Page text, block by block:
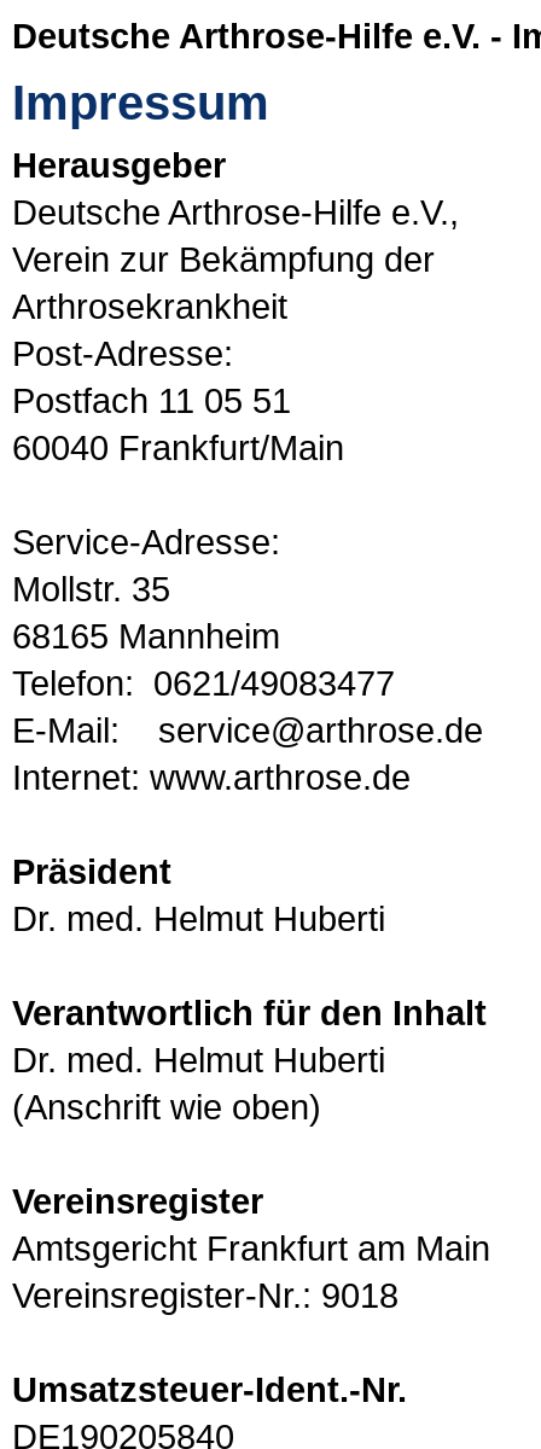
Deutsche Arthrose-Hilfe e.V. -
Impressum
Herausgeber
Deutsche Arthrose-Hilfe e.V.,
Verein zur Bekämpfung der
Arthrosekrankheit
Post-Adresse:
Postfach 11 05 51
60040 Frankfurt/Main
Service-Adresse:
Mollstr. 35
68165 Mannheim
Telefon: 0621/49083477
E-Mail: service@arthrose.de
Internet: www.arthrose.de
Präsident
Dr. med. Helmut Huberti
Verantwortlich für den Inhalt
Dr. med. Helmut Huberti
(Anschrift wie oben)
Vereinsregister
Amtsgericht Frankfurt am Main
Vereinsregister-Nr.: 9018
Umsatzsteuer-Ident.-Nr.
DE190205840